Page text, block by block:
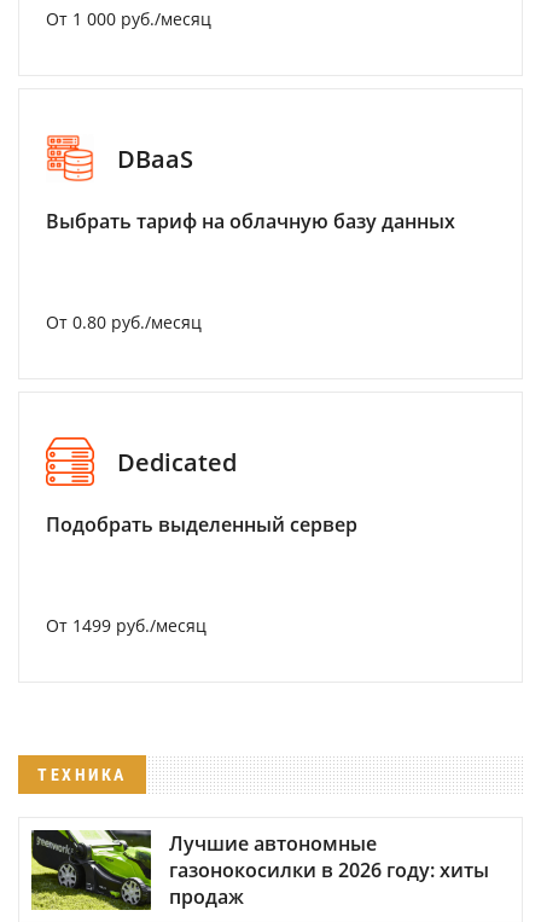
От 1 000 руб./месяц
DBaaS
Выбрать тариф на облачную базу данных
От 0.80 руб./месяц
Dedicated
Подобрать выделенный сервер
От 1499 руб./месяц
ТЕХНИКА
Лучшие автономные
газонокосилки в 2026 году: хиты
продаж